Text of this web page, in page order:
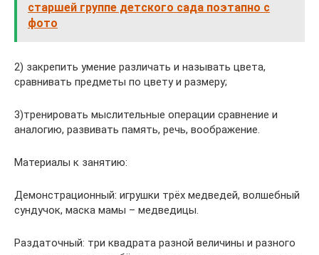
старшей группе детского сада поэтапно с
фото
2) закрепить умение различать и называть цвета,
сравнивать предметы по цвету и размеру;
3)тренировать мыслительные операции сравнение и
аналогию, развивать память, речь, воображение.
Материалы к занятию:
Демонстрационный: игрушки трёх медведей, волшебный
сундучок, маска мамы – медведицы.
Раздаточный: три квадрата разной величины и разного